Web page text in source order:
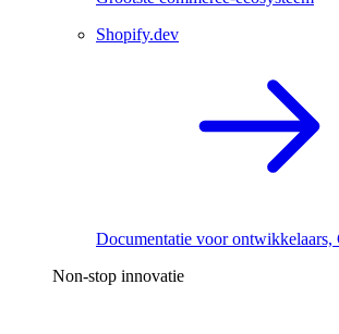
Shopify.dev
Documentatie voor ontwikkelaars,
Non-stop innovatie